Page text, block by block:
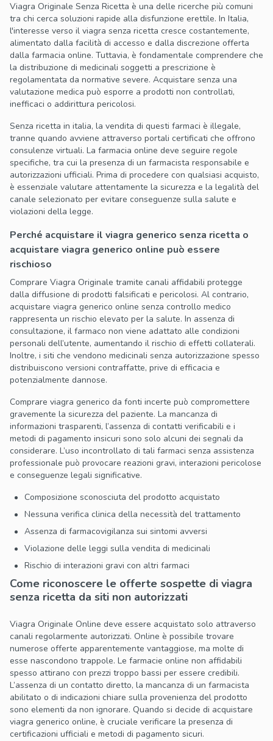
Viagra Originale Senza Ricetta è una delle ricerche più comuni
tra chi cerca soluzioni rapide alla disfunzione erettile. In Italia,
l'interesse verso il viagra senza ricetta cresce costantemente,
alimentato dalla facilità di accesso e dalla discrezione offerta
dalla farmacia online. Tuttavia, è fondamentale comprendere che
la distribuzione di medicinali soggetti a prescrizione è
regolamentata da normative severe. Acquistare senza una
valutazione medica può esporre a prodotti non controllati,
inefficaci o addirittura pericolosi.
Senza ricetta in italia, la vendita di questi farmaci è illegale,
tranne quando avviene attraverso portali certificati che offrono
consulenze virtuali. La farmacia online deve seguire regole
specifiche, tra cui la presenza di un farmacista responsabile e
autorizzazioni ufficiali. Prima di procedere con qualsiasi acquisto,
è essenziale valutare attentamente la sicurezza e la legalità del
canale selezionato per evitare conseguenze sulla salute e
violazioni della legge.
Perché acquistare il viagra generico senza ricetta o
acquistare viagra generico online può essere
rischioso
Comprare Viagra Originale tramite canali affidabili protegge
dalla diffusione di prodotti falsificati e pericolosi. Al contrario,
acquistare viagra generico online senza controllo medico
rappresenta un rischio elevato per la salute. In assenza di
consultazione, il farmaco non viene adattato alle condizioni
personali dell’utente, aumentando il rischio di effetti collaterali.
Inoltre, i siti che vendono medicinali senza autorizzazione spesso
distribuiscono versioni contraffatte, prive di efficacia e
potenzialmente dannose.
Comprare viagra generico da fonti incerte può compromettere
gravemente la sicurezza del paziente. La mancanza di
informazioni trasparenti, l’assenza di contatti verificabili e i
metodi di pagamento insicuri sono solo alcuni dei segnali da
considerare. L’uso incontrollato di tali farmaci senza assistenza
professionale può provocare reazioni gravi, interazioni pericolose
e conseguenze legali significative.
Composizione sconosciuta del prodotto acquistato
Nessuna verifica clinica della necessità del trattamento
Assenza di farmacovigilanza sui sintomi avversi
Violazione delle leggi sulla vendita di medicinali
Rischio di interazioni gravi con altri farmaci
Come riconoscere le offerte sospette di viagra
senza ricetta da siti non autorizzati
Viagra Originale Online deve essere acquistato solo attraverso
canali regolarmente autorizzati. Online è possibile trovare
numerose offerte apparentemente vantaggiose, ma molte di
esse nascondono trappole. Le farmacie online non affidabili
spesso attirano con prezzi troppo bassi per essere credibili.
L’assenza di un contatto diretto, la mancanza di un farmacista
abilitato o di indicazioni chiare sulla provenienza del prodotto
sono elementi da non ignorare. Quando si decide di acquistare
viagra generico online, è cruciale verificare la presenza di
certificazioni ufficiali e metodi di pagamento sicuri.